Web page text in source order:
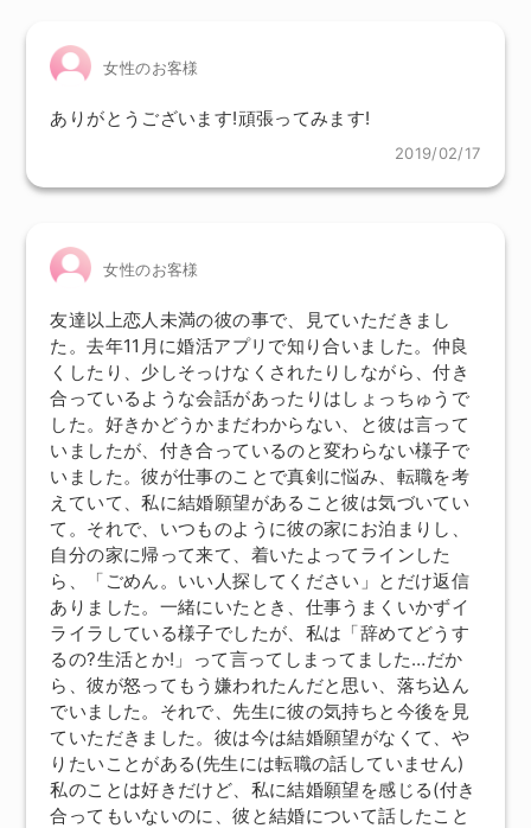
女性のお客様
ありがとうございます!頑張ってみます!
2019/02/17
女性のお客様
友達以上恋人未満の彼の事で、見ていただきまし
た。去年11月に婚活アプリで知り合いました。仲良
くしたり、少しそっけなくされたりしながら、付き
合っているような会話があったりはしょっちゅうで
した。好きかどうかまだわからない、と彼は言って
いましたが、付き合っているのと変わらない様子で
いました。彼が仕事のことで真剣に悩み、転職を考
えていて、私に結婚願望があること彼は気づいてい
て。それで、いつものように彼の家にお泊まりし、
自分の家に帰って来て、着いたよってラインした
ら、「ごめん。いい人探してください」とだけ返信
ありました。一緒にいたとき、仕事うまくいかずイ
ライラしている様子でしたが、私は「辞めてどうす
るの?生活とか!」って言ってしまってました…だか
ら、彼が怒ってもう嫌われたんだと思い、落ち込ん
でいました。それで、先生に彼の気持ちと今後を見
ていただきました。彼は今は結婚願望がなくて、や
りたいことがある(先生には転職の話していません)
私のことは好きだけど、私に結婚願望を感じる(付き
合ってもいないのに、彼と結婚について話したこと